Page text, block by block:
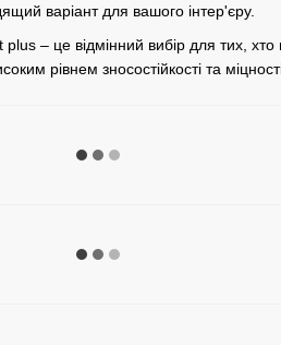
варіант для вашого інтер'єру.
– це відмінний вибір для тих,
рівнем зносостійкості та